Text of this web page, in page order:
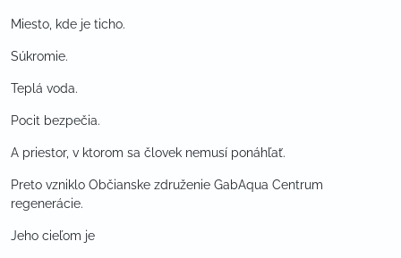
Miesto, kde je ticho.
Súkromie.
Teplá voda.
Pocit bezpečia.
A priestor, v ktorom sa človek nemusí ponáhľať.
Preto vzniklo Občianske združenie GabAqua Centrum
regenerácie.
Jeho cieľom je